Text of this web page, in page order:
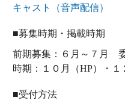
キャスト（音声配信）
■募集時期・掲載時期
前期募集：６月～７月
時期：１０月（HP）・１
■受付方法